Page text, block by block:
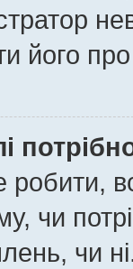
його
робити,
чи
чи